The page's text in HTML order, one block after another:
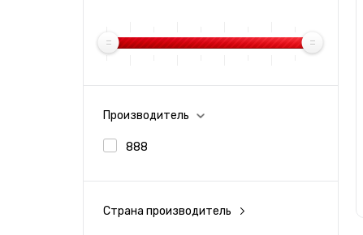
Производитель
888
Страна производитель